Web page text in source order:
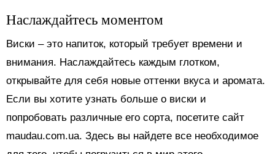
Наслаждайтесь моментом
Виски – это напиток, который требует времени и
внимания. Наслаждайтесь каждым глотком,
открывайте для себя новые оттенки вкуса и аромата.
Если вы хотите узнать больше о виски и
попробовать различные его сорта, посетите сайт
maudau.com.ua. Здесь вы найдете все необходимое